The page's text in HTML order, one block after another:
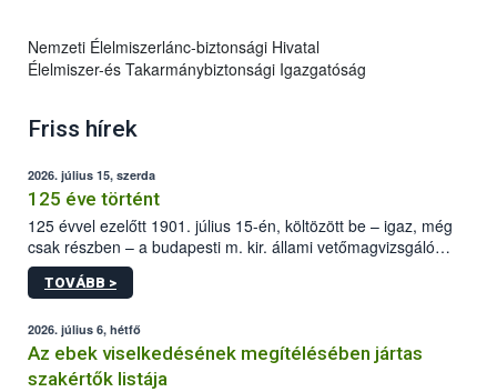
Nemzeti Élelmiszerlánc-biztonsági Hivatal
Élelmiszer-és Takarmánybiztonsági Igazgatóság
Friss hírek
2026. július 15, szerda
125 éve történt
125 évvel ezelőtt 1901. július 15-én, költözött be – igaz, még
csak részben – a budapesti m. kir. állami vetőmagvizsgáló
állomás a Kis Rókus utca 15. szám alatti, Czigler Győző által
tervezett új épületébe.
TOVÁBB >
2026. július 6, hétfő
Az ebek viselkedésének megítélésében jártas
szakértők listája